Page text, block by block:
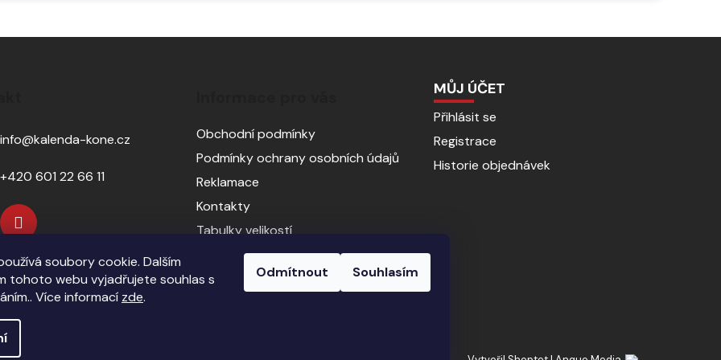
soubory cookie. Dalším
tohoto webu vyjadřujete souhlas s
Více informací zde.
Odmítnout Souhlasím
info@kalenda-kone.cz
+420 601 22 66 11
Obchodní podmínky
Podmínky ochrany osobních údajů
Reklamace
Kontakty
Tabulky velikostí
Sedlářský servis
Pasování sedel pro koně
MŮJ ÚČET
Přihlásit se
Registrace
Historie objednávek